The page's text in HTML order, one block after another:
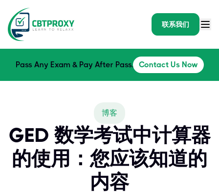
联系我们
Pass Any Exam & Pay After Pass. Contact Us Now
博客
GED 数学考试中计算器
的使用：您应该知道的
内容